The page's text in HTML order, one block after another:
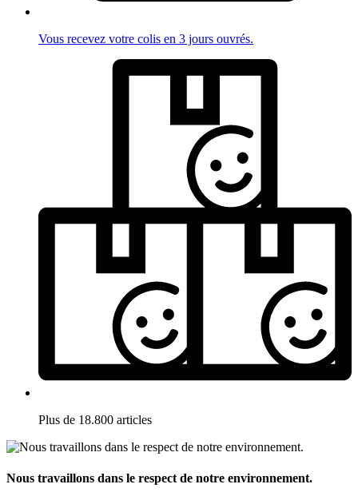
Vous recevez votre colis en 3 jours ouvrés.
Plus de 18.800 articles
Nous travaillons dans le respect de notre environnement.